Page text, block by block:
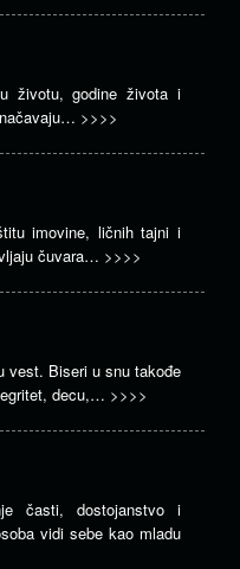
životu, godine života i
>>>>
imovine, ličnih tajni i
čuvara… >>>>
vest. Biseri u snu takođe
decu,… >>>>
časti, dostojanstvo i
vidi sebe kao mladu